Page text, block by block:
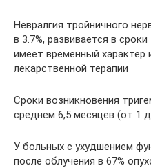
Невралгия тройничного
в 3.7%, развивается в
имеет временный характер
лекарственной терапии
Сроки возникновения
среднем 6,5 месяцев (от 1
У больных с ухудшением
после облучения в 67%